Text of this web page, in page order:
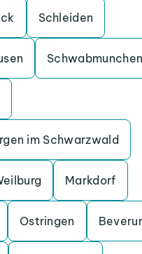
Schleiden
Schwabmunchen
im Schwarzwald
Markdorf
Ostringen